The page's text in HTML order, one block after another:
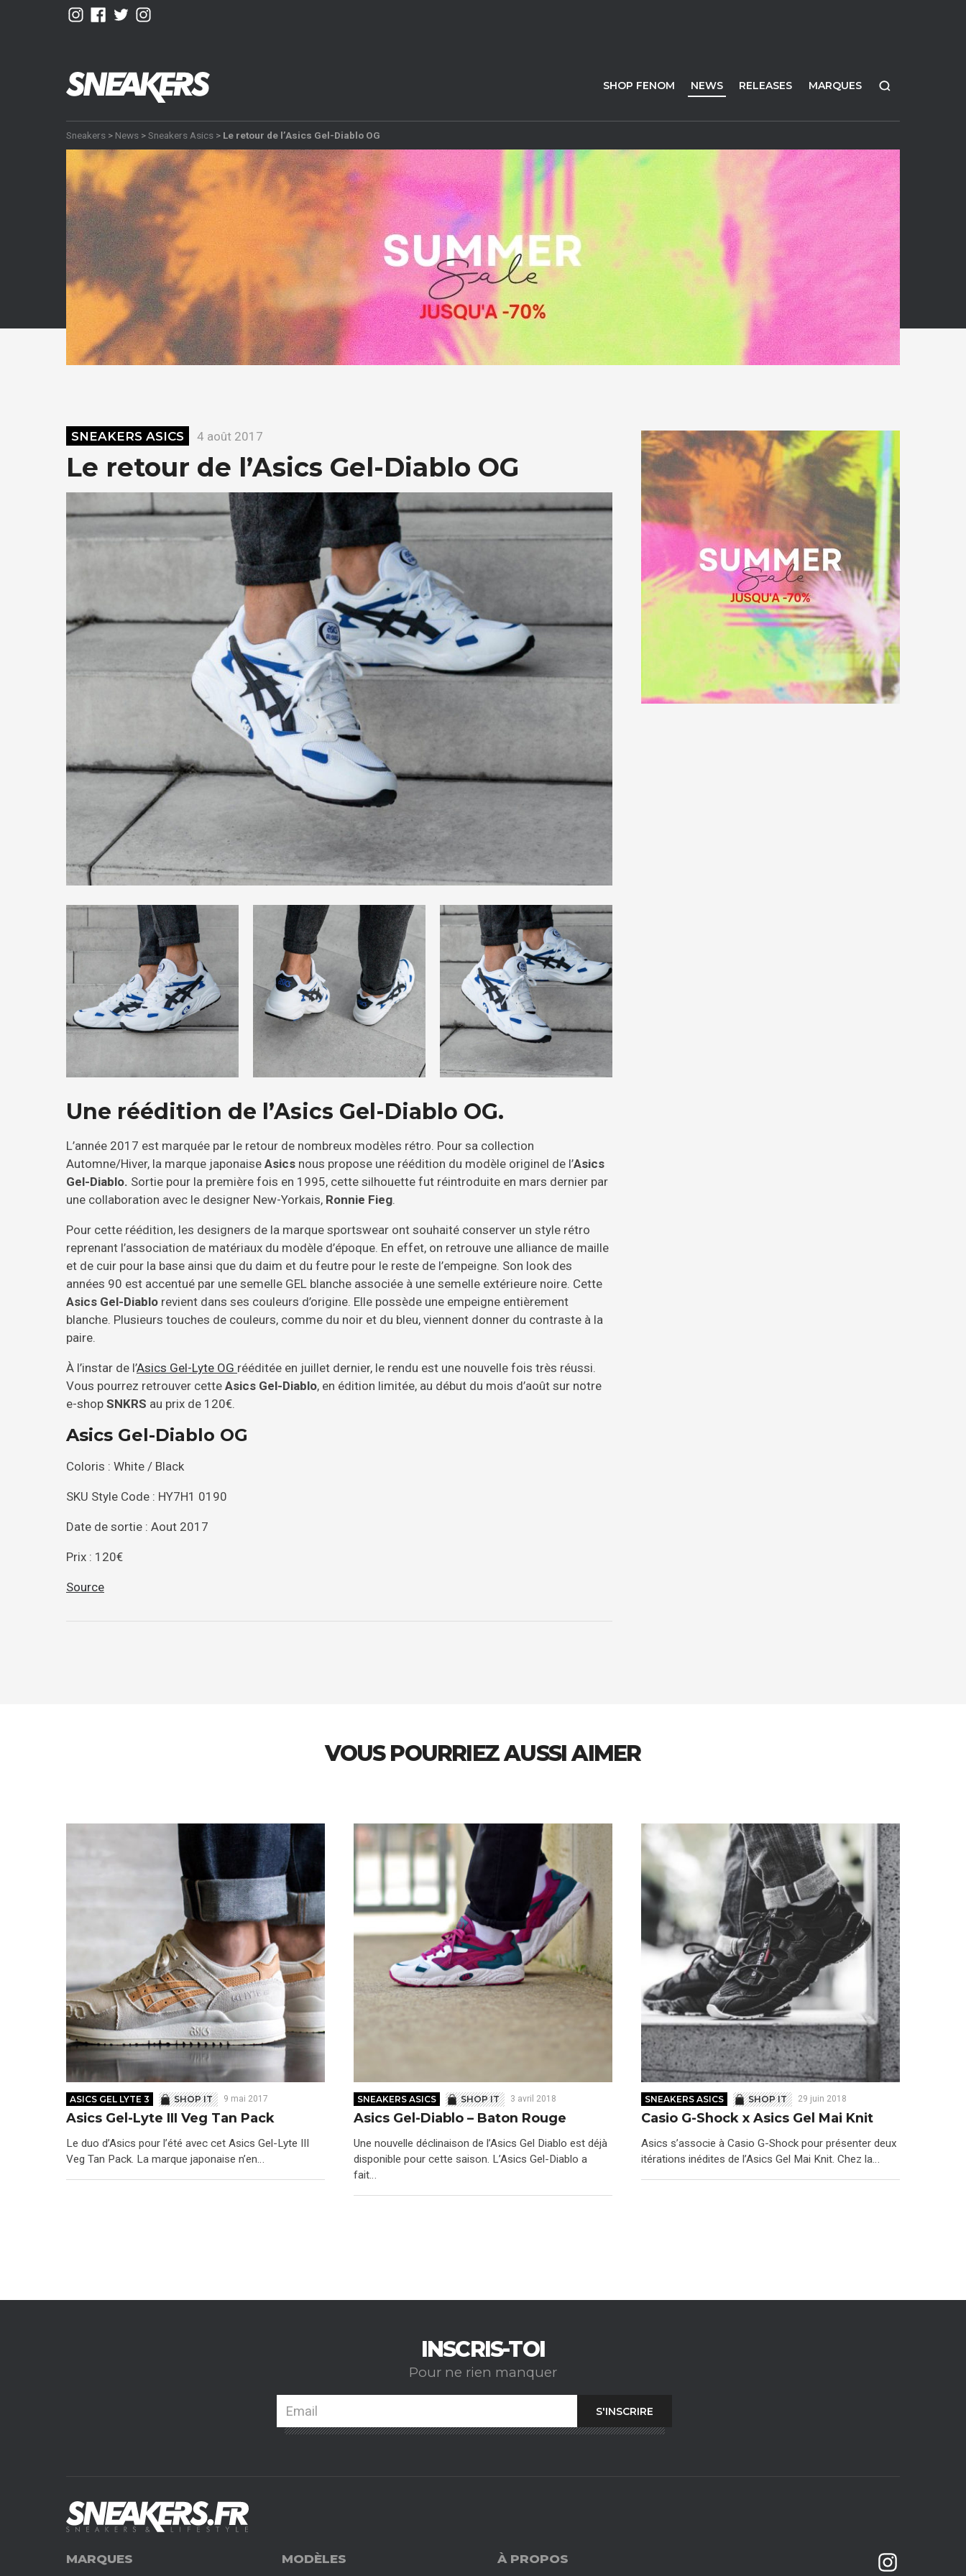
SHOP FENOM NEWS RELEASES MARQUES
Sneakers > News >Sneakers Asics > Le retour de l’Asics Gel-Diablo OG
SNEAKERS ASICS 4 août 2017
Le retour de l’Asics Gel-Diablo OG
Une réédition de l’Asics Gel-Diablo OG.
L’année 2017 est marquée par le retour de nombreux modèles rétro. Pour sa collection
Automne/Hiver, la marque japonaise Asics nous propose une réédition du modèle originel de l’Asics
Gel-Diablo. Sortie pour la première fois en 1995, cette silhouette fut réintroduite en mars dernier par
une collaboration avec le designer New-Yorkais, Ronnie Fieg.
Pour cette réédition, les designers de la marque sportswear ont souhaité conserver un style rétro
reprenant l’association de matériaux du modèle d’époque. En effet, on retrouve une alliance de maille
et de cuir pour la base ainsi que du daim et du feutre pour le reste de l’empeigne. Son look des
années 90 est accentué par une semelle GEL blanche associée à une semelle extérieure noire. Cette
Asics Gel-Diablo revient dans ses couleurs d’origine. Elle possède une empeigne entièrement
blanche. Plusieurs touches de couleurs, comme du noir et du bleu, viennent donner du contraste à la
paire.
À l’instar de l’Asics Gel-Lyte OG rééditée en juillet dernier, le rendu est une nouvelle fois très réussi.
Vous pourrez retrouver cette Asics Gel-Diablo, en édition limitée, au début du mois d’août sur notre
e-shop SNKRS au prix de 120€.
Asics Gel-Diablo OG
Coloris : White / Black
SKU Style Code : HY7H1 0190
Date de sortie : Aout 2017
Prix : 120€
Source
VOUS POURRIEZ AUSSI AIMER
ASICS GEL LYTE 3 SHOP IT 9 mai 2017
Asics Gel-Lyte III Veg Tan Pack
Le duo d’Asics pour l’été avec cet Asics Gel-Lyte III
Veg Tan Pack. La marque japonaise n’en…
SNEAKERS ASICS SHOP IT 3 avril 2018
Asics Gel-Diablo – Baton Rouge
Une nouvelle déclinaison de l’Asics Gel Diablo est déjà
disponible pour cette saison. L’Asics Gel-Diablo a
fait…
SNEAKERS ASICS SHOP IT 29 juin 2018
Casio G-Shock x Asics Gel Mai Knit
Asics s’associe à Casio G-Shock pour présenter deux
itérations inédites de l’Asics Gel Mai Knit. Chez la…
INSCRIS-TOI
Pour ne rien manquer
MARQUES MODÈLES À PROPOS